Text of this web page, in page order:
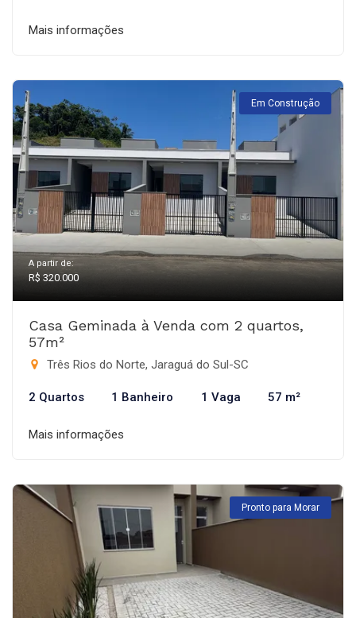
Mais informações
Em Construção
A partir de:
R$ 320.000
Casa Geminada à Venda com 2 quartos,
57m²
Três Rios do Norte, Jaraguá do Sul-SC
2 Quartos 1 Banheiro 1 Vaga 57 m²
Mais informações
Pronto para Morar